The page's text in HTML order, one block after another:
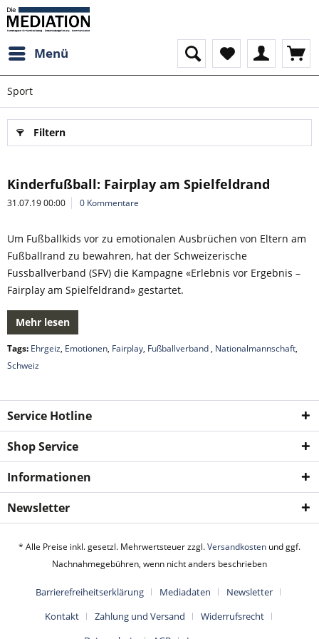
Menü
Sport
Filtern
Kinderfußball: Fairplay am Spielfeldrand
31.07.19 00:00 0 Kommentare
Um Fußballkids vor zu emotionalen Ausbrüchen von Eltern am
Fußballrand zu bewahren, hat der Schweizerische
Fussballverband (SFV) die Kampagne «Erlebnis vor Ergebnis –
Fairplay am Spielfeldrand» gestartet.
Mehr lesen
Tags: Ehrgeiz, Emotionen, Fairplay, Fußballverband, Nationalmannschaft,
Schweiz
Service Hotline
Shop Service
Informationen
Newsletter
* Alle Preise inkl. gesetzl. Mehrwertsteuer zzgl.Versandkosten und ggf.
Nachnahmegebühren, wenn nicht anders beschrieben
Barrierefreiheitserklärung Mediadaten
Newsletter
Kontakt
Zahlung und Versand
Widerrufsrecht